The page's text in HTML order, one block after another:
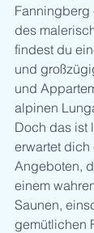
Fanningberg
des
findest du
und
und
alpinen
Doch das ist
erwartet dich
Angeboten,
einem
Saunen,
gemütlichen